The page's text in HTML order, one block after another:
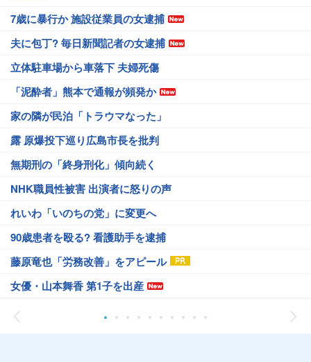
7歳に暴行か 施設従業員の女逮捕
夫に包丁? 毎日新聞記者の女逮捕
立体駐車場から車落下 夫婦死傷
「泥酔者」熊本で通報が頻発か
家の隣が民泊「トラウマなった」
露 原爆投下巡り広島市長を批判
無期刑の「終身刑化」傾向続く
NHK職員性被害 出演者に怒りの声
れいわ「いのちの党」に変更へ
90歳患者を殴る? 看護助手を逮捕
藤原竜也「労務改善」をアピール
女優・山本舞香 第1子を出産